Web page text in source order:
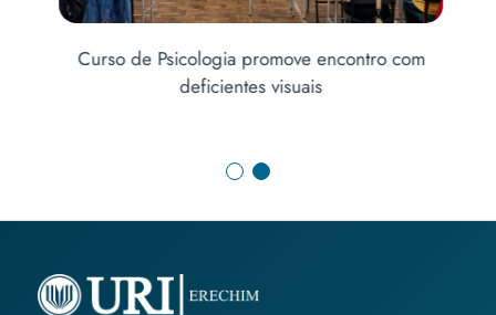
Curso de Psicologia promove encontro com
deficientes visuais